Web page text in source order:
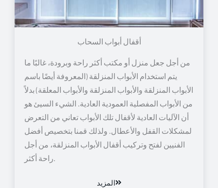
أقفال أبواب السحاب
من أجل جعل منزل أو مكتب أكثر راحة وبرودة، غالبًا ما
يتم استخدام الأبواب المنزلقة (المعروفة أيضًا باسم
الأبواب المنزلقة والأبواب المنزلقة والأبواب المعلقة) بدلاً
من الأبواب المفصلية العمودية العادية. الشيء السيئ هو
أن الآليات العادية لأقفال تلك الأبواب تعاني من التعرض
لمشكلات القفل والأعطال. ولذلك قمنا بتخصيص أفضل
الفنيين لفتح وتركيب أقفال الأبواب المنزلقة، من أجل
راحة أكثر.
المزيد